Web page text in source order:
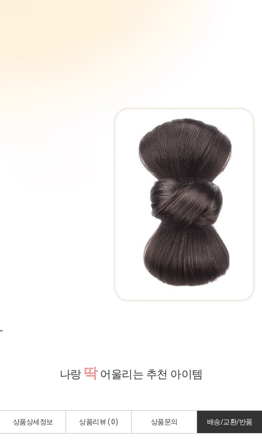
"
나랑 딱어울리는 추천 아이템
상품상세정보 상품리뷰 ( 0) 상품문의 배송/교환/반품